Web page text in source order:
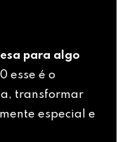
para algo
esse é o
transformar
especial e